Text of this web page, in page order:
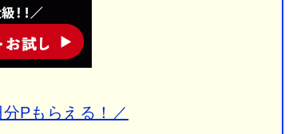
Pもらえる！／